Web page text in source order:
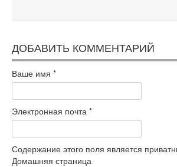
ДОБАВИТЬ КОММЕНТАРИЙ
Ваше имя *
Электронная почта *
Содержание этого поля является
Домашняя страница